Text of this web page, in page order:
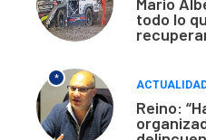
todo lo
*
Reino: